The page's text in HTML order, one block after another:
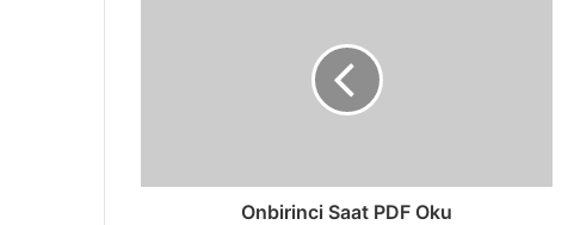
Onbirinci Saat PDF Oku